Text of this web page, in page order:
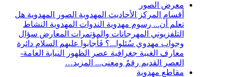
معرض الصور
أقسام المركز
الأحاديث المهدوية الصور المهدوية هل
تعلم أن... رسوم مهدوية الندوات المهدوية النشاط
التلفزيوني المهرجانات والمؤتمرات المعارض سؤال
وجواب مهدوي سُئلوا...؟ فَأجابوا عليهم السلام دائرة
معارف الغيبة جغرافية عصر الظهور
النيابة العامة-
العصر القديم رقمٌ ومعنى... المزيد…
مقاطع مهدوية